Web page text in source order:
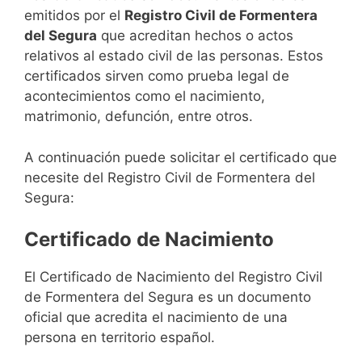
emitidos por el Registro Civil de Formentera
del Segura que acreditan hechos o actos
relativos al estado civil de las personas. Estos
certificados sirven como prueba legal de
acontecimientos como el nacimiento,
matrimonio, defunción, entre otros.
A continuación puede solicitar el certificado que
necesite del Registro Civil de Formentera del
Segura:
Certificado de Nacimiento
El Certificado de Nacimiento del Registro Civil
de Formentera del Segura es un documento
oficial que acredita el nacimiento de una
persona en territorio español.